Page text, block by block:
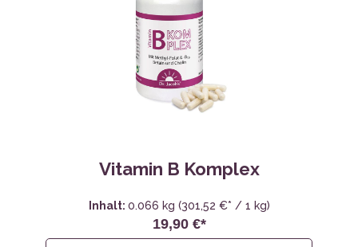
Vitamin B Komplex
Inhalt: 0.066 kg (301,52 €* / 1 kg)
19,90 €*